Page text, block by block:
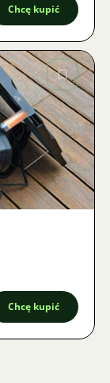
Chcę kupić
Chcę kupić